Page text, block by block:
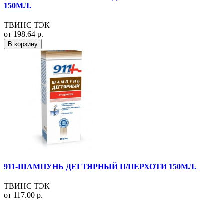
150МЛ.
ТВИНС ТЭК
от 198.64 р.
В корзину
911-ШАМПУНЬ ДЕГТЯРНЫЙ П/ПЕРХОТИ 150МЛ.
ТВИНС ТЭК
от 117.00 р.